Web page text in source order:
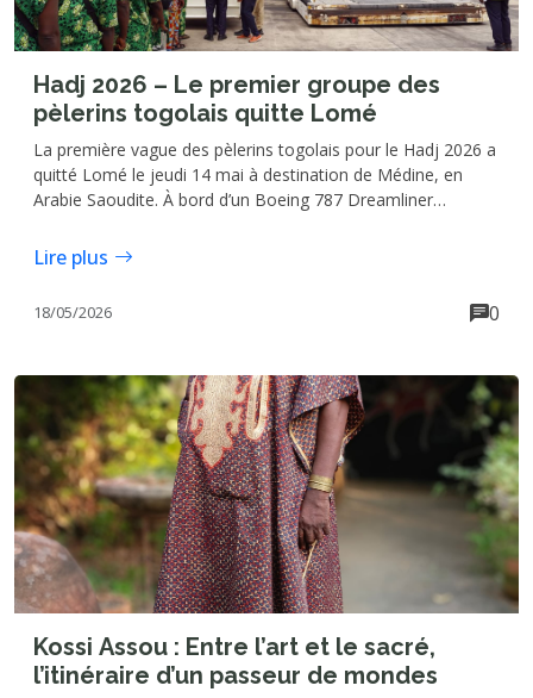
Hadj 2026 – Le premier groupe des
pèlerins togolais quitte Lomé
La première vague des pèlerins togolais pour le Hadj 2026 a
quitté Lomé le jeudi 14 mai à destination de Médine, en
Arabie Saoudite. À bord d’un Boeing 787 Dreamliner
depuis l’aéroport international Gnassingbé Eyadéma, lançant
officiellement les départs pour ce grand rendez-vous
Lire plus
18/05/2026 0
Kossi Assou : Entre l’art et le sacré,
l’itinéraire d’un passeur de mondes